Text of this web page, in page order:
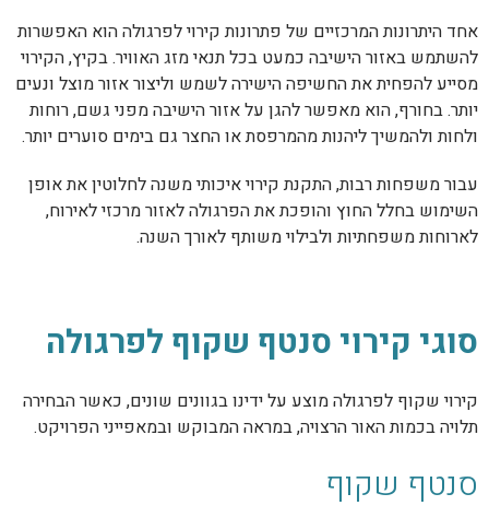
אחד היתרונות המרכזיים של פתרונות קירוי לפרגולה הוא האפשרות
להשתמש באזור הישיבה כמעט בכל תנאי מזג האוויר. בקיץ, הקירוי
מסייע להפחית את החשיפה הישירה לשמש וליצור אזור מוצל ונעים
יותר. בחורף, הוא מאפשר להגן על אזור הישיבה מפני גשם, רוחות
ולחות ולהמשיך ליהנות מהמרפסת או החצר גם בימים סוערים יותר.
עבור משפחות רבות, התקנת קירוי איכותי משנה לחלוטין את אופן
השימוש בחלל החוץ והופכת את הפרגולה לאזור מרכזי לאירוח,
לארוחות משפחתיות ולבילוי משותף לאורך השנה.
סוגי קירוי סנטף שקוף לפרגולה
קירוי שקוף לפרגולה מוצע על ידינו בגוונים שונים, כאשר הבחירה
תלויה בכמות האור הרצויה, במראה המבוקש ובמאפייני הפרויקט.
סנטף שקוף